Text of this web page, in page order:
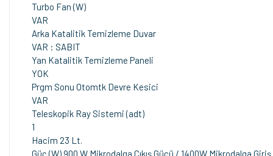
Turbo Fan (W)
VAR
Arka Katalitik Temizleme Duvar
VAR : SABIT
Yan Katalitik Temizleme Paneli
YOK
Prgm Sonu Otomtk Devre Kesici
VAR
Teleskopik Ray Sistemi (adt)
1
Hacim 23 Lt.
Güç (W) 900 W Mikrodalga Çıkış Gücü / 1400W Mikrodalga